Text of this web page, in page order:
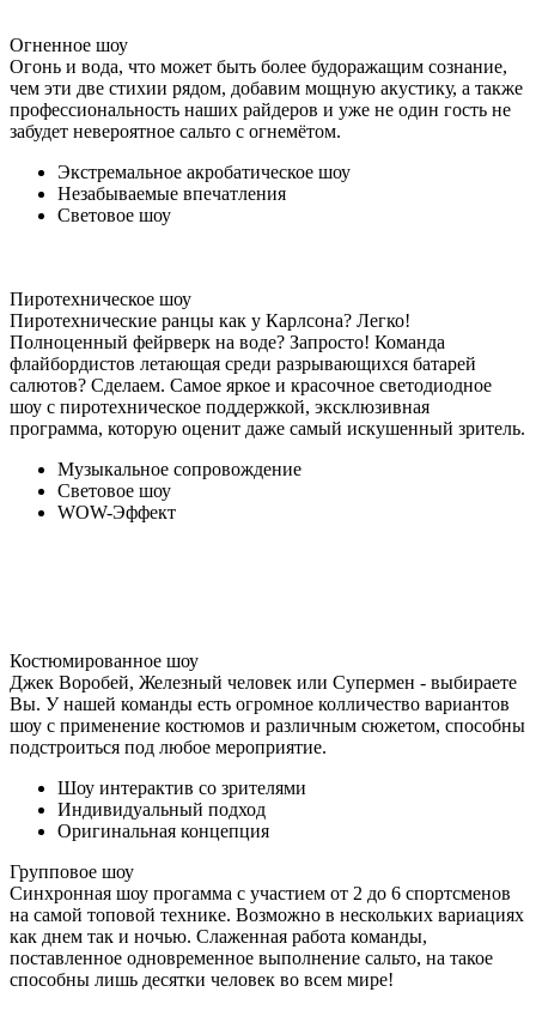
Огненное шоу
Огонь и вода, что может быть более будоражащим сознание,
чем эти две стихии рядом, добавим мощную акустику, а также
профессиональность наших райдеров и уже не один гость не
забудет невероятное сальто с огнемётом.
Экстремальное акробатическое шоу
Незабываемые впечатления
Световое шоу
Пиротехническое шоу
Пиротехнические ранцы как у Карлсона? Легко!
Полноценный фейрверк на воде? Запросто! Команда
флайбордистов летающая среди разрывающихся батарей
салютов? Сделаем. Самое яркое и красочное светодиодное
шоу с пиротехническое поддержкой, эксклюзивная
программа, которую оценит даже самый искушенный зритель.
Музыкальное сопровождение
Световое шоу
WOW-Эффект
Костюмированное шоу
Джек Воробей, Железный человек или Супермен - выбираете
Вы. У нашей команды есть огромное колличество вариантов
шоу с применение костюмов и различным сюжетом, способны
подстроиться под любое мероприятие.
Шоу интерактив со зрителями
Индивидуальный подход
Оригинальная концепция
Групповое шоу
Синхронная шоу прогамма с участием от 2 до 6 спортсменов
на самой топовой технике. Возможно в нескольких вариациях
как днем так и ночью. Слаженная работа команды,
поставленное одновременное выполнение сальто, на такое
способны лишь десятки человек во всем мире!